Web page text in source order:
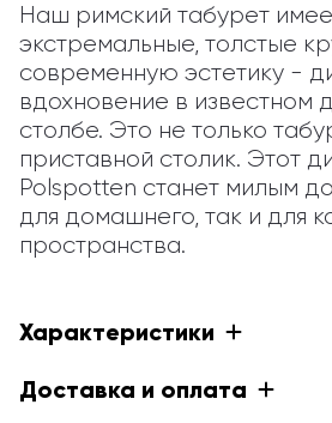
Наш римский табурет
экстремальные, толстые
современную эстетику -
вдохновение в известном
столбе. Это не только
приставной столик. Этот
Polspotten станет милым
для домашнего, так и для
пространства.
Характеристики
Доставка и оплата